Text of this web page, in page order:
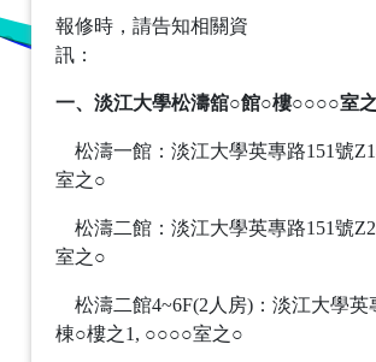
報修時，請告知相關資
訊
一、淡江大學松濤舘○館○樓○○○○室之
松濤一館：淡江大學英專路151號
室之○
松濤二館：淡江大學英專路151號
室之○
松濤二館4~6F(2人房)：淡江大學英
棟○樓之1, ○○○○室之○